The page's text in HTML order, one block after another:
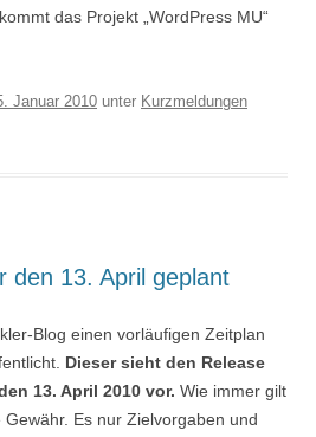
das Projekt „WordPress MU“
Januar 2010 unter Kurzmeldungen
den 13. April geplant
Blog einen vorläufigen Zeitplan
Dieser sieht den Release
13. April 2010 vor. Wie immer gilt
Es nur Zielvorgaben und